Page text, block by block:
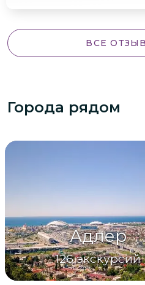
ВСЕ
Города рядом
Адлер
126 экскурсий